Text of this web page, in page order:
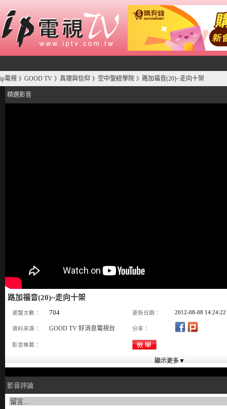
ip電視 》 GOOD TV 》 真理與信仰 》 空中聖經學院 》 路加福音(20)~走向十架
精選影音
路加福音(20)~走向十架
瀏覽次數： 704 更新日期： 2012-08-08 14:24:22
資料來源： GOOD TV 好消息電視台 分享：
影音推薦：
影音評論